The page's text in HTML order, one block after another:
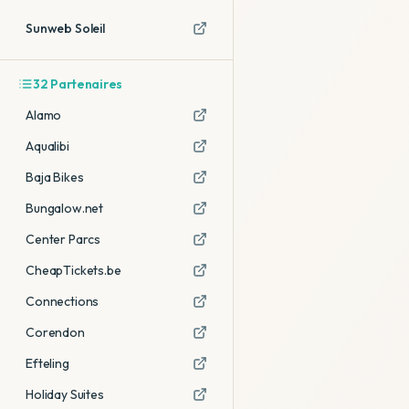
Sunweb Soleil
32 Partenaires
Alamo
Aqualibi
Baja Bikes
Bungalow.net
Center Parcs
CheapTickets.be
Connections
Corendon
Efteling
Holiday Suites